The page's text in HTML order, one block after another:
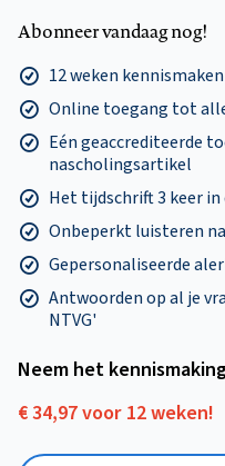
Abonneer vandaag nog!
12 weken
Online toegang tot
Eén geaccrediteerde
nascholingsartikel
Het tijdschrift 3 keer in
Onbeperkt luisteren
Gepersonaliseerde
Antwoorden op al je
NTVG'
Neem het
€ 34,97 voor 12 weken!